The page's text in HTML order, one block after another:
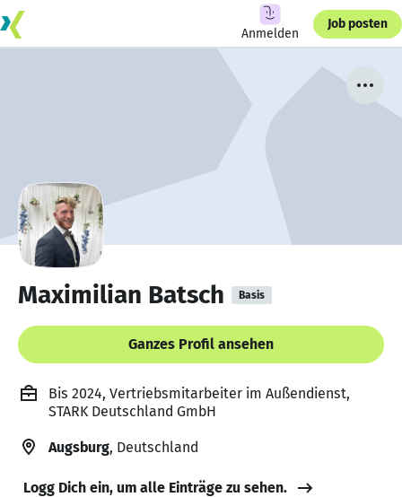
Anmelden
Job posten
Maximilian Batsch Basis
Ganzes Profil ansehen
Bis 2024, Vertriebsmitarbeiter im Außendienst,
STARK Deutschland GmbH
Augsburg, Deutschland
Logg Dich ein, um alle Einträge zu sehen.